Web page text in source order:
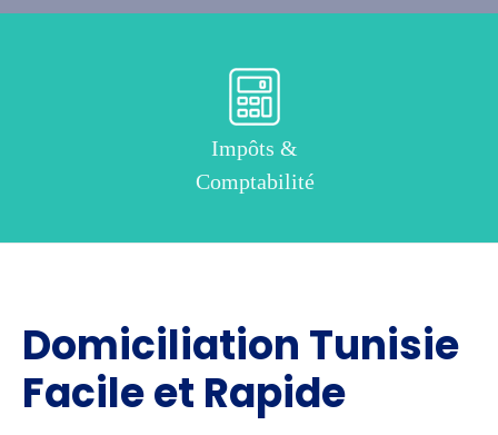
Impôts &
Comptabilité
Domiciliation Tunisie
Facile et Rapide